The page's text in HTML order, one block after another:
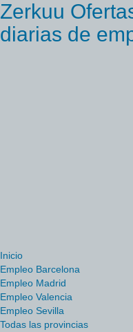
Zerkuu
diarias de
Inicio
Empleo Barcelona
Empleo Madrid
Empleo Valencia
Empleo Sevilla
Todas las provincias